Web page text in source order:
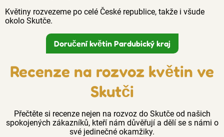
Květiny rozvezeme po celé České republice, takže i všude
okolo Skutče.
Doručení květin Pardubický kraj
Recenze na rozvoz květin ve
Skutči
Přečtěte si recenze nejen na rozvoz do Skutče od našich
spokojených zákazníků, kteří nám důvěřují a dělí se s námi o
své jedinečné okamžiky.